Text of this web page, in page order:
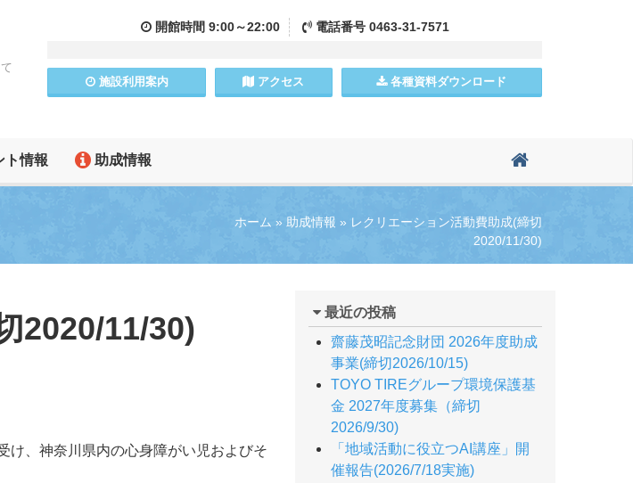
開館時間 9:00～22:00 電話番号0463-31-7571
施設利用案内 アクセス 各種資料ダウンロード
ト情報 助成情報
ホーム » 助成情報 » レクリエーション活動費助成(締切
2020/11/30)
2020/11/30)
け、神奈川県内の心身障がい児およびそ
最近の投稿
齋藤茂昭記念財団 2026年度助成
事業(締切2026/10/15)
TOYO TIREグループ環境保護基
金 2027年度募集（締切
2026/9/30)
「地域活動に役立つAI講座」開
催報告(2026/7/18実施)